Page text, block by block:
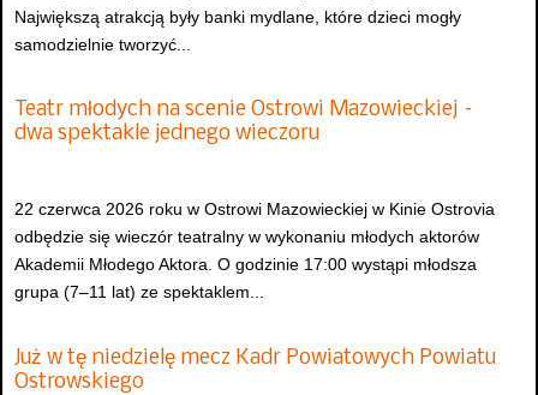
Największą atrakcją były banki mydlane, które dzieci mogły
samodzielnie tworzyć...
Teatr młodych na scenie Ostrowi Mazowieckiej –
dwa spektakle jednego wieczoru
22 czerwca 2026 roku w Ostrowi Mazowieckiej w Kinie Ostrovia
odbędzie się wieczór teatralny w wykonaniu młodych aktorów
Akademii Młodego Aktora. O godzinie 17:00 wystąpi młodsza
grupa (7–11 lat) ze spektaklem...
Już w tę niedzielę mecz Kadr Powiatowych Powiatu
Ostrowskiego